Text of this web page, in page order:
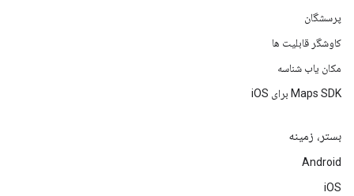
پرسشگان
کاوشگر قابلیت ها
مکان یاب شناسه
Maps SDK برای iOS
بستر، زمینه
Android
iOS